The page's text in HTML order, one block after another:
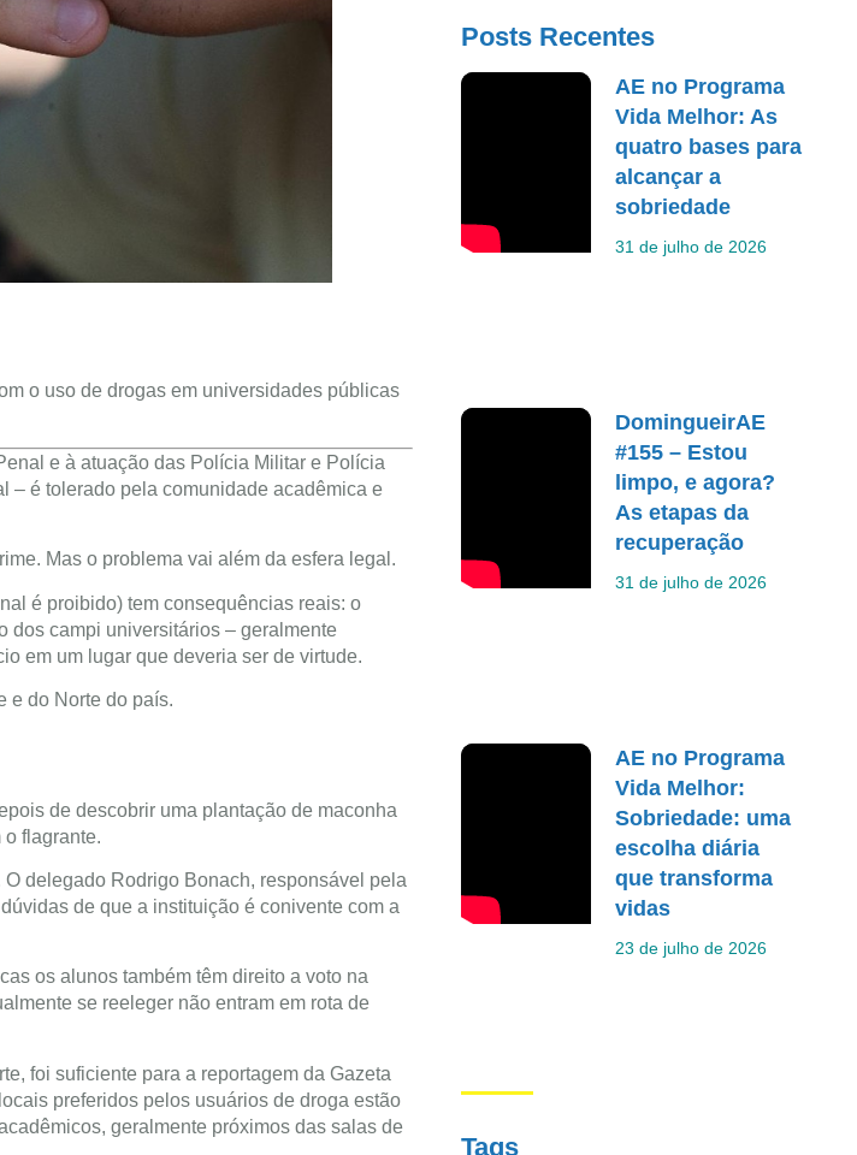
o uso de drogas em universidades públicas
e à atuação das Polícia Militar e Polícia
– é tolerado pela comunidade acadêmica e
Mas o problema vai além da esfera legal.
é proibido) tem consequências reais: o
dos campi universitários – geralmente
em um lugar que deveria ser de virtude.
e do Norte do país.
de descobrir uma plantação de maconha
flagrante.
delegado Rodrigo Bonach, responsável pela
de que a instituição é conivente com a
os alunos também têm direito a voto na
se reeleger não entram em rota de
foi suficiente para a reportagem da Gazeta
preferidos pelos usuários de droga estão
geralmente próximos das salas de
Posts Recentes
AE no Programa
Vida Melhor: As
quatro bases para
alcançar a
sobriedade
31 de julho de 2026
DomingueirAE
#155 – Estou
limpo, e agora?
As etapas da
recuperação
31 de julho de 2026
AE no Programa
Vida Melhor:
Sobriedade: uma
escolha diária
que transforma
vidas
23 de julho de 2026
Tags